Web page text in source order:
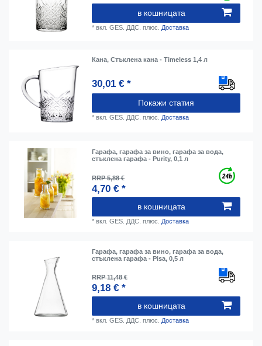
в кошницата
*вкл. GES. ДДС. плюс. Доставка
Кана, Стъклена кана - Timeless 1,4 л
30,01 € *
Покажи статия
*вкл. GES. ДДС. плюс. Доставка
Гарафа, гарафа за вино, гарафа за вода,
стъклена гарафа - Purity, 0,1 л
RRP 5,88 €
4,70 € *
в кошницата
*вкл. GES. ДДС. плюс. Доставка
Гарафа, гарафа за вино, гарафа за вода,
стъклена гарафа - Pisa, 0,5 л
RRP 11,48 €
9,18 € *
в кошницата
*вкл. GES. ДДС. плюс. Доставка